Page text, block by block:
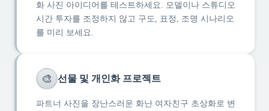
화 사진 아이디어를 테스트하세요. 모델이나 스튜디오
시간 투자를 조정하지 않고 구도, 표정, 조명 시나리오
를 미리 보세요.
🎨 선물 및 개인화 프로젝트
파트너 사진을 장난스러운 화난 여자친구 초상화로 변